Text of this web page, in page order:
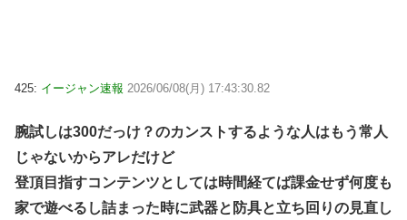
425: イージャン速報 2026/06/08(月) 17:43:30.82
腕試しは300だっけ？のカンストするような人はもう常人
じゃないからアレだけど
登頂目指すコンテンツとしては時間経てば課金せず何度も
家で遊べるし詰まった時に武器と防具と立ち回りの見直し